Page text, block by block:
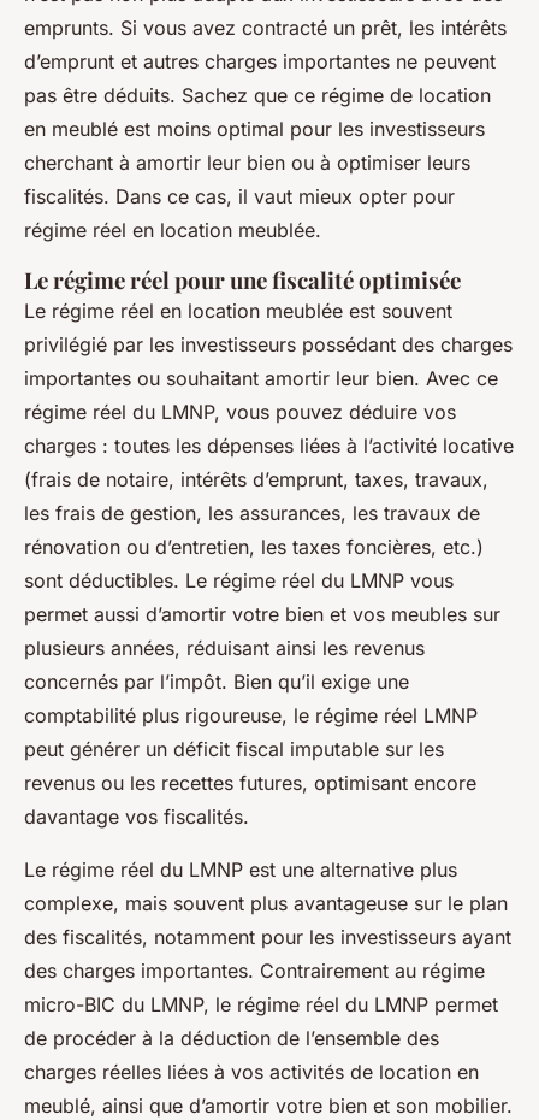
emprunts. Si vous avez contracté un prêt, les intérêts
d’emprunt et autres charges importantes ne peuvent
pas être déduits. Sachez que ce régime de location
en meublé est moins optimal pour les investisseurs
cherchant à amortir leur bien ou à optimiser leurs
fiscalités. Dans ce cas, il vaut mieux opter pour
régime réel en location meublée.
Le régime réel pour une fiscalité optimisée
Le régime réel en location meublée est souvent
privilégié par les investisseurs possédant des charges
importantes ou souhaitant amortir leur bien. Avec ce
régime réel du LMNP, vous pouvez déduire vos
charges : toutes les dépenses liées à l’activité locative
(frais de notaire, intérêts d’emprunt, taxes, travaux,
les frais de gestion, les assurances, les travaux de
rénovation ou d’entretien, les taxes foncières, etc.)
sont déductibles. Le régime réel du LMNP vous
permet aussi d’amortir votre bien et vos meubles sur
plusieurs années, réduisant ainsi les revenus
concernés par l’impôt. Bien qu’il exige une
comptabilité plus rigoureuse, le régime réel LMNP
peut générer un déficit fiscal imputable sur les
revenus ou les recettes futures, optimisant encore
davantage vos fiscalités.
Le régime réel du LMNP est une alternative plus
complexe, mais souvent plus avantageuse sur le plan
des fiscalités, notamment pour les investisseurs ayant
des charges importantes. Contrairement au régime
micro-BIC du LMNP, le régime réel du LMNP permet
de procéder à la déduction de l’ensemble des
charges réelles liées à vos activités de location en
meublé, ainsi que d’amortir votre bien et son mobilier.